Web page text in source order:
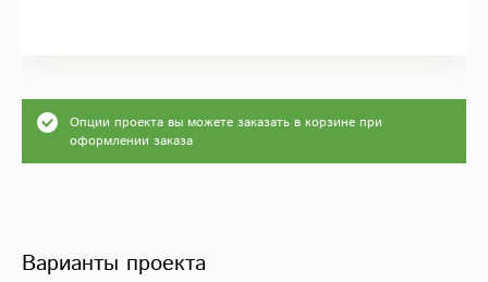
Опции проекта вы можете заказать в корзине при
оформлении заказа
Варианты проекта